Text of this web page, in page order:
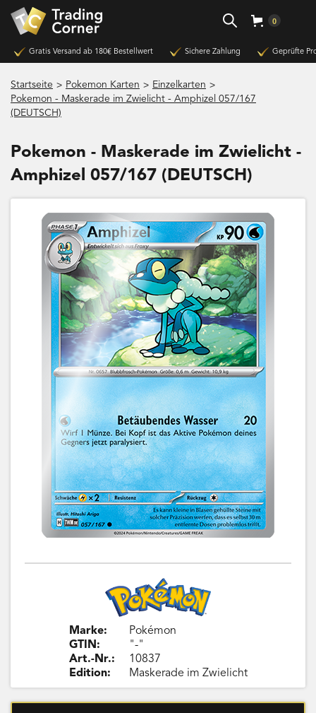
0
Gratis Versand ab 180€ Bestellwert Sichere Zahlung Geprüfte
Startseite > Pokemon Karten > Einzelkarten >
Pokemon - Maskerade im Zwielicht - Amphizel 057/167
(DEUTSCH)
Pokemon - Maskerade im Zwielicht -
Amphizel 057/167 (DEUTSCH)
Marke:
GTIN:
Art.-Nr.:
Edition:
Pokémon
"-"
10837
Maskerade im Zwielicht